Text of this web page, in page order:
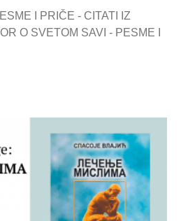
I PRIČE - CITATI IZ
O SVETOM SAVI - PESME I
LEČENJE MISLIMA – SPASOJE